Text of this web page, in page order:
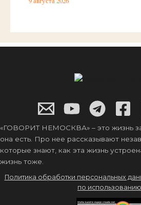
«ГОВОРИТ НЕМОСКВА» – это жизнь
она есть. Про нее рассказывают
которые знают, как эта жизнь
жизнь тоже.
Политика обработки персональных
по